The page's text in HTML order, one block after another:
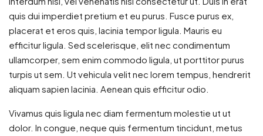
quis dui imperdiet pretium et eu purus. Fusce purus ex,
placerat et eros quis, lacinia tempor ligula. Mauris eu
efficitur ligula. Sed scelerisque, elit nec condimentum
ullamcorper, sem enim commodo ligula, ut porttitor purus
turpis ut sem. Ut vehicula velit nec lorem tempus, hendrerit
aliquam sapien lacinia. Aenean quis efficitur odio.
Vivamus quis ligula nec diam fermentum molestie ut ut
dolor. In congue, neque quis fermentum tincidunt, metus